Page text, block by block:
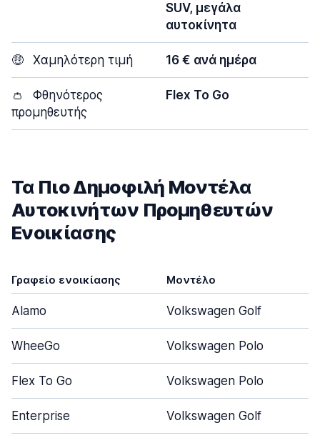
SUV, μεγάλα
αυτοκίνητα
🤑 Χαμηλότερη τιμή 16 € ανά ημέρα
👛
Φθηνότερος
προμηθευτής
Flex To Go
Τα Πιο Δημοφιλή Μοντέλα
Αυτοκινήτων Προμηθευτών
Ενοικίασης
Γραφείο ενοικίασης Μοντέλο
Alamo Volkswagen Golf
WheeGo Volkswagen Polo
Flex To Go Volkswagen Polo
Enterprise Volkswagen Golf